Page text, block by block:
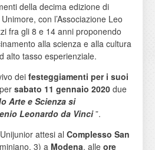
della decima edizione di
con l’Associazione Leo
fra gli 8 e 14 anni proponendo
alla scienza e alla cultura
alto tasso esperienziale.
dei festeggiamenti per i suoi
sabato 11 gennaio 2020due
Arte e Scienza si
Leonardo da Vinci ”.
attesi al Complesso San
3) a Modena, alle ore